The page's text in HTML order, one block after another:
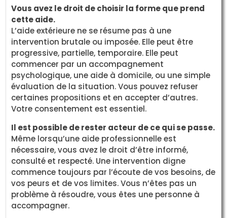
Vous avez le droit de choisir la forme que prend
cette aide.
L’aide extérieure ne se résume pas à une
intervention brutale ou imposée. Elle peut être
progressive, partielle, temporaire. Elle peut
commencer par un accompagnement
psychologique, une aide à domicile, ou une simple
évaluation de la situation. Vous pouvez refuser
certaines propositions et en accepter d’autres.
Votre consentement est essentiel.
Il est possible de rester acteur de ce qui se passe.
Même lorsqu’une aide professionnelle est
nécessaire, vous avez le droit d’être informé,
consulté et respecté. Une intervention digne
commence toujours par l’écoute de vos besoins, de
vos peurs et de vos limites. Vous n’êtes pas un
problème à résoudre, vous êtes une personne à
accompagner.